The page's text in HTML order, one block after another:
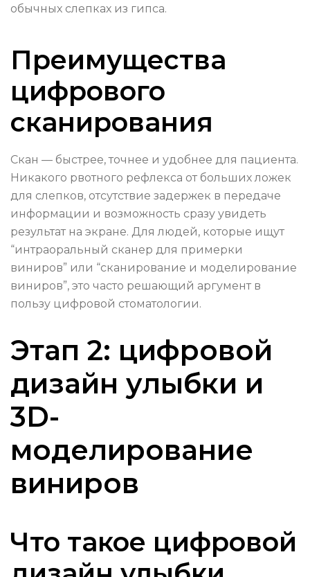
обычных слепках из гипса.
Преимущества
цифрового
сканирования
Скан — быстрее, точнее и удобнее для пациента.
Никакого рвотного рефлекса от больших ложек
для слепков, отсутствие задержек в передаче
информации и возможность сразу увидеть
результат на экране. Для людей, которые ищут
“интраоральный сканер для примерки
виниров” или “сканирование и моделирование
виниров”, это часто решающий аргумент в
пользу цифровой стоматологии.
Этап 2: цифровой
дизайн улыбки и
3D-
моделирование
виниров
Что такое цифровой